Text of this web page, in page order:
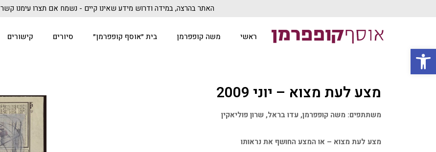
האתר בהרצה, במידה ודרוש מידע שאינו קיים - נשמח אם תצרו עימנו קשר
ראשי משה קופפרמן בית ״אוסף קופפרמן״ סיורים קישורים
מצע לעת מצוא – יוני 2009
משתתפים: משה קופפרמן, עדו בראל, שרון פוליאקין
מצע לעת מצוא – או המצע החושף את נראותו
פתח סרגל נגישות